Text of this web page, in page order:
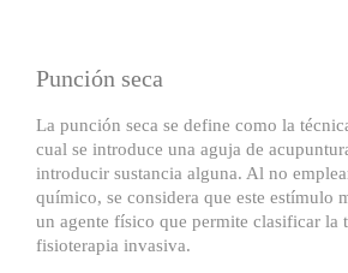
Punción seca
La punción seca se define como la
cual se introduce una aguja de
introducir sustancia alguna. Al no
químico, se considera que este estímulo
un agente físico que permite clasificar la
fisioterapia invasiva.